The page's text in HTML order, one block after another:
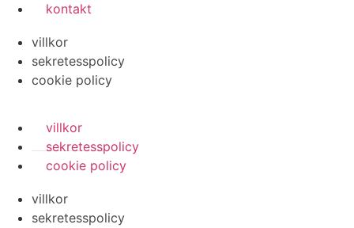
kontakt
villkor
sekretesspolicy
cookie policy
villkor
sekretesspolicy
cookie policy
villkor
sekretesspolicy